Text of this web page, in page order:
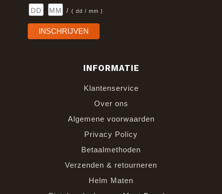
/ ( dd / mm )
INFORMATIE
Klantenservice
Over ons
Algemene voorwaarden
Privacy Policy
Betaalmethoden
Verzenden & retourneren
Helm Maten